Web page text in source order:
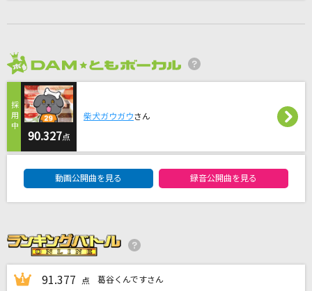
＝LOVE
Mysterious
Naifu
Just a Friend
Mrs. GREEN APPLE
好きすぎて滅！
[生音]瑠璃色の地球
松田聖子
90.327点
柴犬ガウガウさん
動画公開曲を見る 録音公開曲を見る
1 91.377 点 葛谷くんですさん